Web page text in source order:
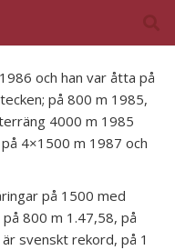
och han var åtta på
på 800 m 1985,
4000 m 1985
4×1500 m 1987 och
på 1500 med
800 m 1.47,58, på
svenskt rekord, på 1